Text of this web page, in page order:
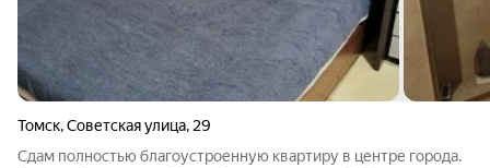
Томск,Советская улица, 29
Сдам полностью благоустроенную квартиру в центре города.